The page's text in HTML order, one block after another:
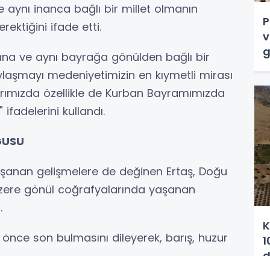
inanca bağlı bir millet olmanın
ifade etti.
ve aynı bayrağa gönülden bağlı bir
medeniyetimizin en kıymetli mirası
özellikle de Kurban Bayramımızda
ifadelerini kullandı.
gelişmelere de değinen Ertaş, Doğu
gönül coğrafyalarında yaşanan
son bulmasını dileyerek, barış, huzur